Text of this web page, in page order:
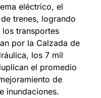
eléctrico, el
trenes, logrando
transportes
por la Calzada de
los 7 mil
el promedio
de
inundaciones.